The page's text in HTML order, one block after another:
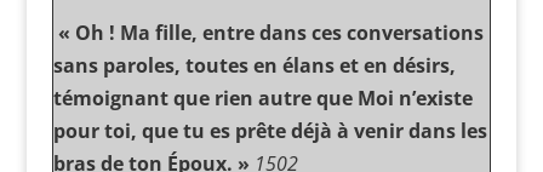
« Oh ! Ma fille, entre dans ces conversations
sans paroles, toutes en élans et en désirs,
témoignant que rien autre que Moi n’existe
pour toi, que tu es prête déjà à venir dans les
bras de ton Époux. » 1502